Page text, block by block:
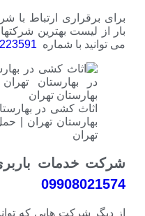
ارتباط با شرکت
بهترین شرکتهای اثاث کشی
با شماره 09910223591تماس
کشی در بهارستان تهران |
تهران | حمل اثاثیه
باربری صدیق
هایی که توانسته است با